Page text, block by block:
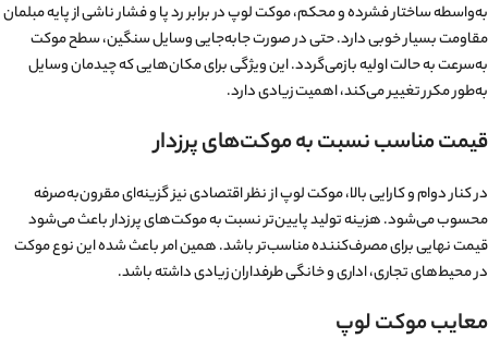
به‌واسطه ساختار فشرده و محکم، موکت لوپ در برابر رد پا و فشار ناشی از پایه مبلمان
مقاومت بسیار خوبی دارد. حتی در صورت جابه‌جایی وسایل سنگین، سطح موکت
به‌سرعت به حالت اولیه بازمی‌گردد. این ویژگی برای مکان‌هایی که چیدمان وسایل
به‌طور مکرر تغییر می‌کند، اهمیت زیادی دارد.
قیمت مناسب نسبت به موکت‌های پرزدار
در کنار دوام و کارایی بالا، موکت لوپ از نظر اقتصادی نیز گزینه‌ای مقرون‌به‌صرفه
محسوب می‌شود. هزینه تولید پایین‌تر نسبت به موکت‌های پرزدار باعث می‌شود
قیمت نهایی برای مصرف‌کننده مناسب‌تر باشد. همین امر باعث شده این نوع موکت
در محیط‌های تجاری، اداری و خانگی طرفداران زیادی داشته باشد.
معایب موکت لوپ